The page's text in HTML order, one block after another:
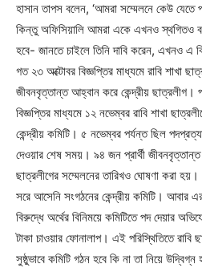
হাসান তাপস বলেন, ‘আমরা সম্মেলনে কেউ যেতে
কিন্তু অফিসিয়ালি আমরা একে এখনও স্থগিতও
হবে- জানতে চাইলে তিনি দাবি করেন, এখনও এ
গত ২৩ অক্টোবর বিজ্ঞপ্তির মাধ্যমে রাবি শাখা
জীবনবৃত্তান্ত আহ্বান করে কেন্দ্রীয়
বিজ্ঞপ্তির মাধ্যমে ১২ নভেম্বর রাবি শাখা
কেন্দ্রীয় কমিটি। ৫ নভেম্বর পর্যন্ত ছিল
দেওয়ার শেষ সময়। ৯৪ জন প্রার্থী
ছাত্রলীগের সম্মেলনের তারিখও ঘোষণা করা
সরে আসেনি সংগঠনের কেন্দ্রীয় কমিটি। আবার
বিরুদ্ধে অর্থের বিনিময়ে কমিটিতে পদ দেয়ার
টাকা চাওয়ার ফোনালাপ। এই পরিস্থিতিতে রাবি
সুষ্ঠুভাবে কমিটি গঠন হবে কি না তা নিয়ে